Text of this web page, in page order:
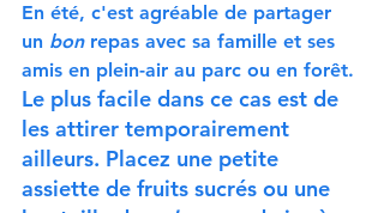
En été, c'est agréable de partager
un bon repas avec sa famille et ses
amis en plein-air au parc ou en forêt.
Le plus facile dans ce cas est de
les attirer temporairement
ailleurs. Placez une petite
assiette de fruits sucrés ou une